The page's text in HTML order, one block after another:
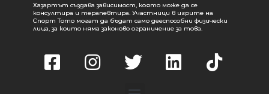
Хазартът създава зависимост, която може да се
консултира и терапевтира. Участници в игрите на
Спорт Тото могат да бъдат само дееспособни физически
лица, за които няма законово ограничение за това.